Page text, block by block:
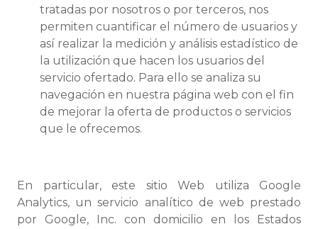
tratadas por nosotros o por terceros, nos
permiten cuantificar el número de usuarios y
así realizar la medición y análisis estadístico de
la utilización que hacen los usuarios del
servicio ofertado. Para ello se analiza su
navegación en nuestra página web con el fin
de mejorar la oferta de productos o servicios
que le ofrecemos.
En particular, este sitio Web utiliza Google
Analytics, un servicio analítico de web prestado
por Google, Inc. con domicilio en los Estados